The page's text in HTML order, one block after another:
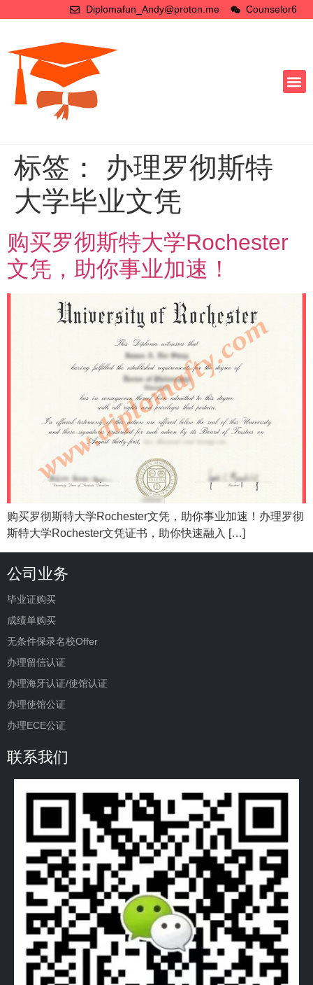
Diplomafun_Andy@proton.me Counselor6
标签： 办理罗彻斯特
大学毕业文凭
购买罗彻斯特大学Rochester
文凭，助你事业加速！
购买罗彻斯特大学Rochester文凭，助你事业加速！办理罗彻
斯特大学Rochester文凭证书，助你快速融入 […]
公司业务
毕业证购买
成绩单购买
无条件保录名校Offer
办理留信认证
办理海牙认证/使馆认证
办理使馆公证
办理ECE公证
联系我们